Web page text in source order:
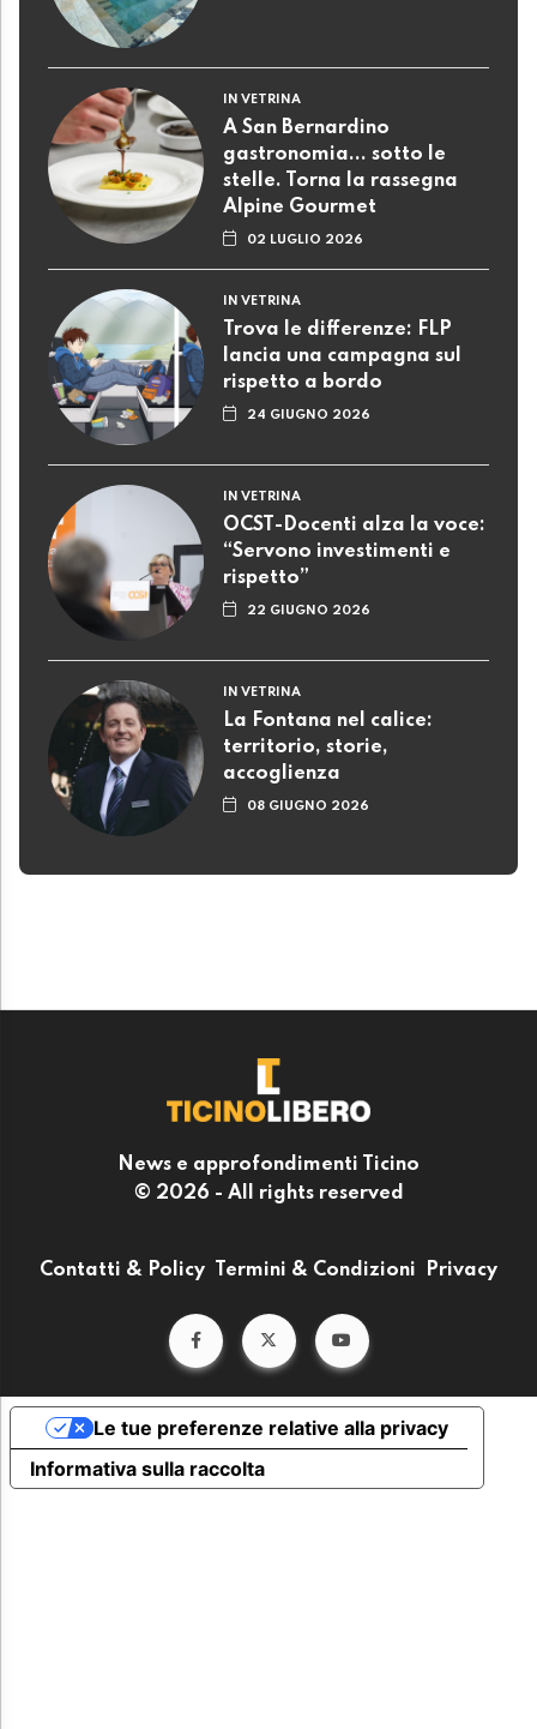
IN VETRINA
A San Bernardino
gastronomia... sotto le
stelle. Torna la rassegna
Alpine Gourmet
02 LUGLIO 2026
IN VETRINA
Trova le differenze: FLP
lancia una campagna sul
rispetto a bordo
24 GIUGNO 2026
IN VETRINA
OCST-Docenti alza la voce:
“Servono investimenti e
rispetto”
22 GIUGNO 2026
IN VETRINA
La Fontana nel calice:
territorio, storie,
accoglienza
08 GIUGNO 2026
News e approfondimenti Ticino
© 2026 - All rights reserved
Contatti & Policy Termini & Condizioni Privacy
Informativa sulla raccolta
Le tue preferenze relative alla privacy